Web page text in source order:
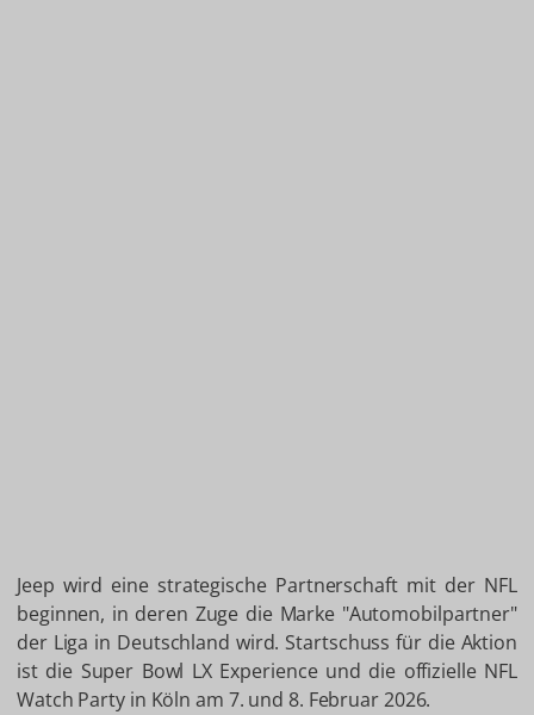
Jeep wird eine strategische Partnerschaft mit der NFL
beginnen, in deren Zuge die Marke "Automobilpartner"
der Liga in Deutschland wird. Startschuss für die Aktion
ist die Super Bowl LX Experience und die offizielle NFL
Watch Party in Köln am 7. und 8. Februar 2026.